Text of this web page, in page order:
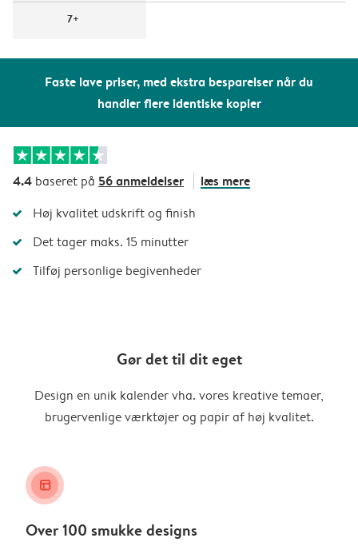
Faste lave priser, med ekstra besparelser når du
handler flere identiske kopier
7+
4.4 baseret på 56 anmeldelser læs mere
Høj kvalitet udskrift og finish
Det tager maks. 15 minutter
Tilføj personlige begivenheder
Gør det til dit eget
Design en unik kalender vha. vores kreative temaer,
brugervenlige værktøjer og papir af høj kvalitet.
layout_alt
Over 100 smukke designs